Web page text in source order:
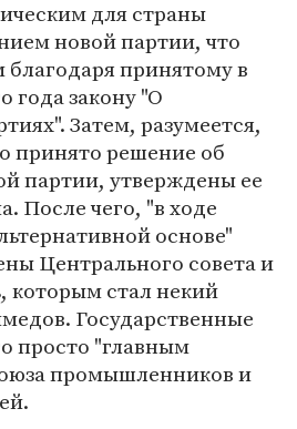
для страны
новой партии, что
принятому в
года закону "О
Затем, разумеется,
принято решение об
партии, утверждены ее
После чего, "в ходе
основе"
Центрального совета и
которым стал некий
Государственные
просто "главным
промышленников и